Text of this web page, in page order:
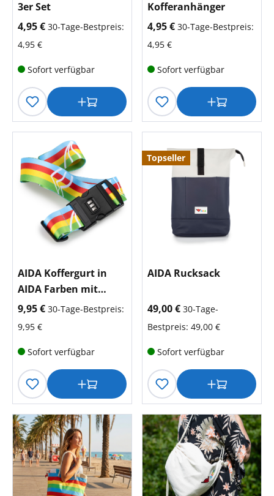
3er Set
aktueller Preis:
4,95 € 30-Tage-Bestpreis:
4,95 €
Sofort verfügbar
Kofferanhänger
aktueller Preis:
4,95 € 30-Tage-Bestpreis:
4,95 €
Sofort verfügbar
AIDA Koffergurt in
AIDA Farben mit
Kussmund auf
Streifen
aktueller Preis:
9,95 € 30-Tage-Bestpreis:
9,95 €
Sofort verfügbar
Topseller
AIDA Rucksack
aktueller Preis:
49,00 € 30-Tage-
Bestpreis: 49,00 €
Sofort verfügbar